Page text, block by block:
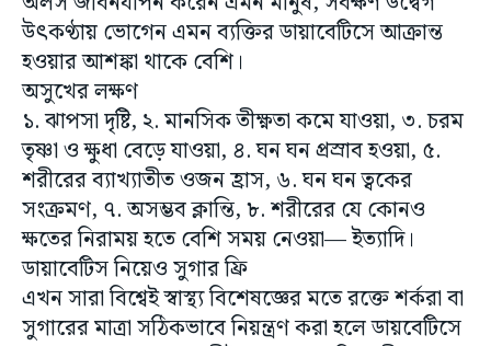
হওয়ার আশঙ্কা থাকে বেশি।
অসুখের লক্ষণ
১. ঝাপসা দৃষ্টি, ২. মানসিক তীক্ষ্ণতা কমে যাওয়া, ৩. চরম
তৃষ্ণা ও ক্ষুধা বেড়ে যাওয়া, ৪. ঘন ঘন প্রস্রাব হওয়া, ৫.
শরীরের ব্যাখ্যাতীত ওজন হ্রাস, ৬. ঘন ঘন ত্বকের
সংক্রমণ, ৭. অসম্ভব ক্লান্তি, ৮. শরীরের যে কোনও
ক্ষতের নিরাময় হতে বেশি সময় নেওয়া— ইত্যাদি।
ডায়াবেটিস নিয়েও সুগার ফ্রি
এখন সারা বিশ্বেই স্বাস্থ্য বিশেষজ্ঞের মতে রক্তে শর্করা বা
সুগারের মাত্রা সঠিকভাবে নিয়ন্ত্রণ করা হলে ডায়বেটিসে
আক্রান্ত যে কোনও রোগীই সুস্থ ও স্বাভাবিক জীবনযাপন